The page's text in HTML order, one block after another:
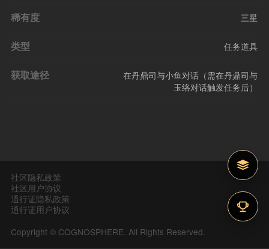
稀有度 三星
类型 任务道具
获取途径
在丹鼎司与小鱼对话（需在丹鼎司与
玉络对话触发任务后）
社区隐私政策
社区用户协议
通行证隐私政策
通行证用户协议
Copyright © COGNOSPHERE. All Rights Reserved.